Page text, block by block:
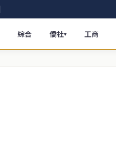
綜合 僑社▾ 工商